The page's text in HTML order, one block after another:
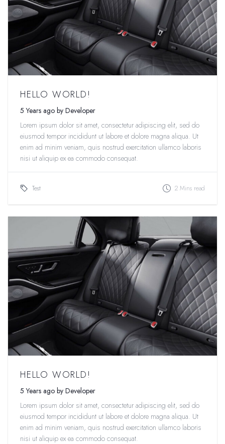
HELLO WORLD!
5 Years ago by Developer
Lorem ipsum dolor sit amet, consectetur adipiscing elit, sed do
eiusmod tempor incididunt ut labore et dolore magna aliqua. Ut
enim ad minim veniam, quis nostrud exercitation ullamco laboris
nisi ut aliquip ex ea commodo consequat.
Test 2 Mins read
HELLO WORLD!
5 Years ago by Developer
Lorem ipsum dolor sit amet, consectetur adipiscing elit, sed do
eiusmod tempor incididunt ut labore et dolore magna aliqua. Ut
enim ad minim veniam, quis nostrud exercitation ullamco laboris
nisi ut aliquip ex ea commodo consequat.